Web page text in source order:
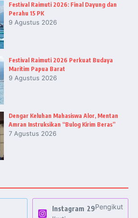
Festival Raimuti 2026: Final Dayung dan
Perahu 15 PK
9 Agustus 2026
Festival Raimuti 2026 Perkuat Budaya
Maritim Papua Barat
9 Agustus 2026
Dengar Keluhan Mahasiswa Alor, Mentan
Amran Instruksikan “Bulog Kirim Beras”
7 Agustus 2026
Instagram 29Pengikut